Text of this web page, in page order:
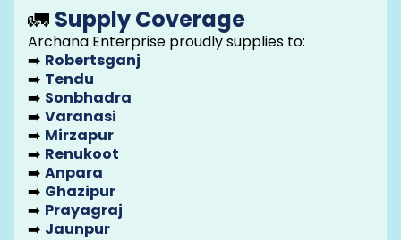
🚛 Supply Coverage
Archana Enterprise proudly supplies to:
➡️ Robertsganj
➡️ Tendu
➡️ Sonbhadra
➡️ Varanasi
➡️ Mirzapur
➡️ Renukoot
➡️ Anpara
➡️ Ghazipur
➡️ Prayagraj
➡️ Jaunpur